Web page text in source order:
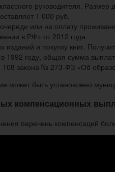
руководителя.
1 000 руб.
или на оплату
в РФ» от 2012 года.
изданий и покупку книг.
1992 году, общая сумма
108 закона № 273-ФЗ «Об
может быть установлено
компенсационных
перечень компенсаций